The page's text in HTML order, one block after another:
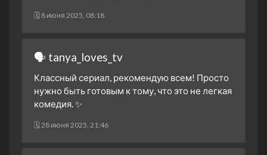
24 сентября 2024
23 сентября 2024
18 сентября 2024
1 сезон 3 серия
1 сезон 2 серия
🗓 8 июня 2025, 08:18
🗣 tanya_loves_tv
Классный сериал, рекомендую всем! Просто
нужно быть готовым к тому, что это не легкая
комедия. ✨
🗓 28 июня 2025, 21:46